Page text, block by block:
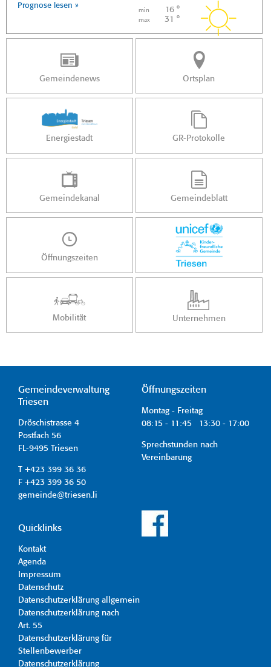
Prognose lesen »
min 16 °
max 31 °
Gemeindenews Ortsplan
Energiestadt GR-Protokolle
Gemeindekanal Gemeindeblatt
Öffnungszeiten
Mobilität Unternehmen
Gemeindeverwaltung
Triesen
Dröschistrasse 4
Postfach 56
FL-9495 Triesen
T +423 399 36 36
F +423 399 36 50
gemeinde@triesen.li
Öffnungszeiten
Montag - Freitag
08:15 - 11:45 13:30 - 17:00
Sprechstunden nach
Vereinbarung
Quicklinks
Kontakt
Agenda
Impressum
Datenschutz
Datenschutzerklärung allgemein
Datenschutzerklärung nach
Art. 55
Datenschutzerklärung für
Stellenbewerber
Datenschutzerklärung